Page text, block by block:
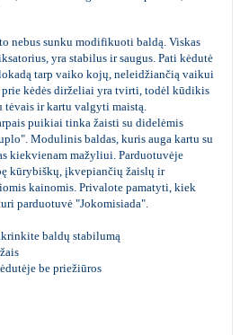
nebus sunku modifikuoti baldą. Viskas
yra stabilus ir saugus. Pati kėdutė
tarp vaiko kojų, neleidžiančią vaikui
kėdės dirželiai yra tvirti, todėl kūdikis
tėvais ir kartu valgyti maistą.
puikiai tinka žaisti su didelėmis
Modulinis baldas, kuris auga kartu su
kiekvienam mažyliui. Parduotuvėje
kūrybiškų, įkvepiančių žaislų ir
kainomis. Privalote pamatyti, kiek
parduotuvė "Jokomisiada".
baldų stabilumą
be priežiūros